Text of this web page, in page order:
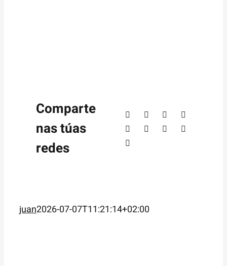
Comparte
nas túas
redes
juan2026-07-07T11:21:14+02:00